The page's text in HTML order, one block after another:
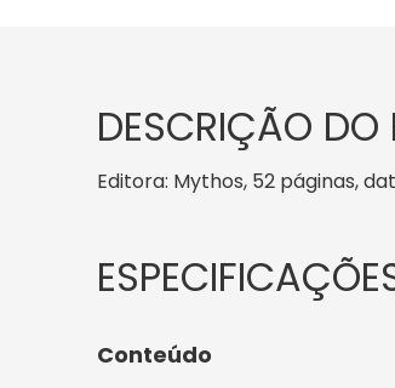
DESCRIÇÃO DO
Editora: Mythos, 52 páginas,
Conteúdo